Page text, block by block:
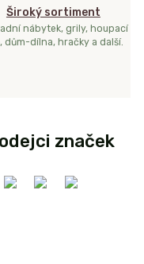
Široký sortiment
nábytek, grily, houpací
dům-dílna, hračky a další.
značek